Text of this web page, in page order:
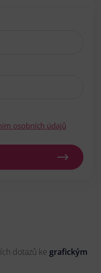
osobních údajů
dotazů ke grafickým